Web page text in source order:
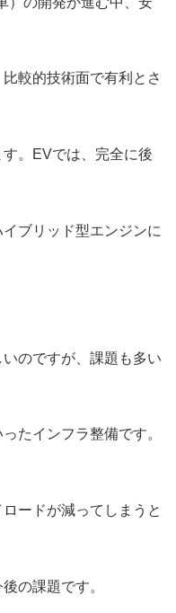
較的技術面で有利とさ
。EVでは、完全に後
ブリッド型エンジンに
のですが、課題も多い
たインフラ整備です。
ードが減ってしまうと
の課題です。